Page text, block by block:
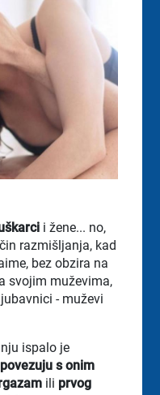
i žene... no,
razmišljanja, kad
bez obzira na
svojim muževima,
- muževi
ispalo je
s onim
ili prvog